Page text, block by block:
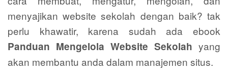
menyajikan website sekolah dengan baik? tak
perlu khawatir, karena sudah ada ebook
Panduan Mengelola Website Sekolah yang
akan membantu anda dalam manajemen situs.